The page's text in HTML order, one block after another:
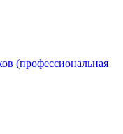
(профессиональная